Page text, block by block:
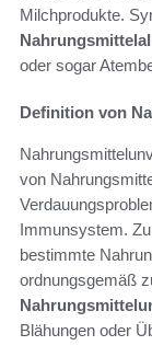
Milchprodukte.
oder sogar
Definition von
von
Immunsystem.
bestimmte
ordnungsgemäß
Blähungen oder